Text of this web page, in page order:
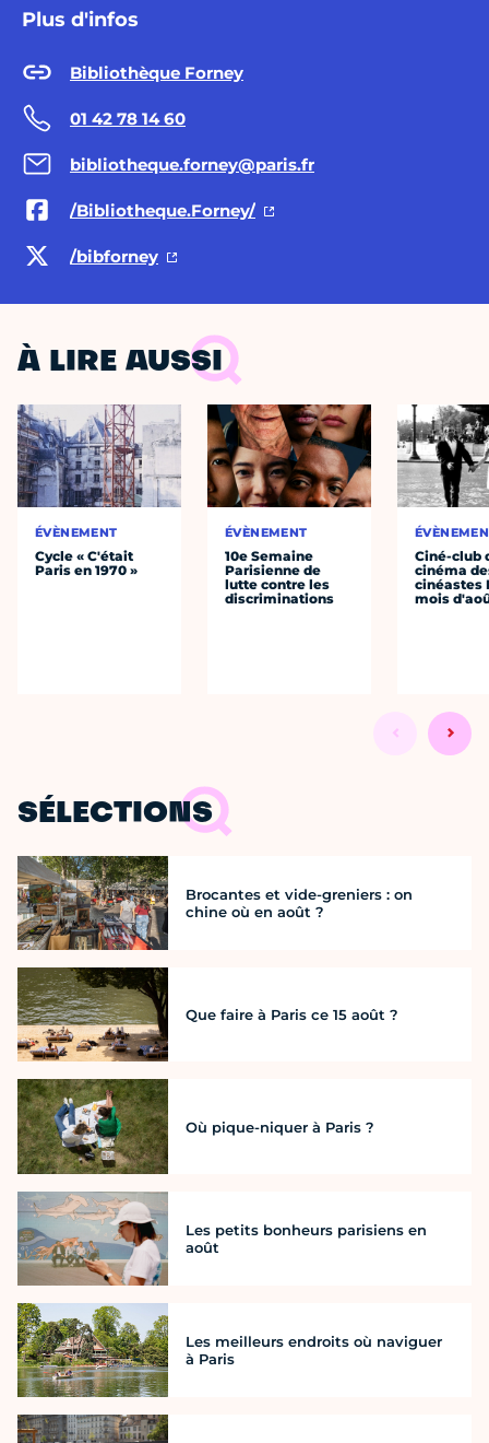
Plus d'infos
Bibliothèque Forney
01 42 78 14 60
bibliotheque.forney@paris.fr
/Bibliotheque.Forney/
/bibforney
À LIRE AUSSI
ÉVÈNEMENT
Cycle « C'était
Paris en 1970 »
ÉVÈNEMENT
10e Semaine
Parisienne de
lutte contre les
discriminations
Ciné-club
cinéma
cinéastes
mois
SÉLECTIONS
Brocantes et vide-greniers : on
chine où en août ?
Que faire à Paris ce 15 août ?
Où pique-niquer à Paris ?
Les petits bonheurs parisiens en
août
Les meilleurs endroits où naviguer
à Paris